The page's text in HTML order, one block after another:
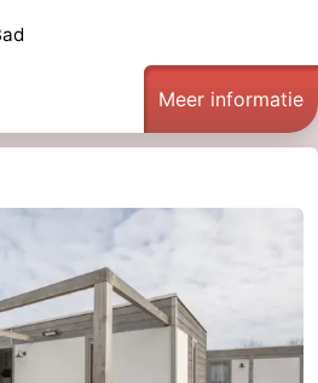
Meer informatie